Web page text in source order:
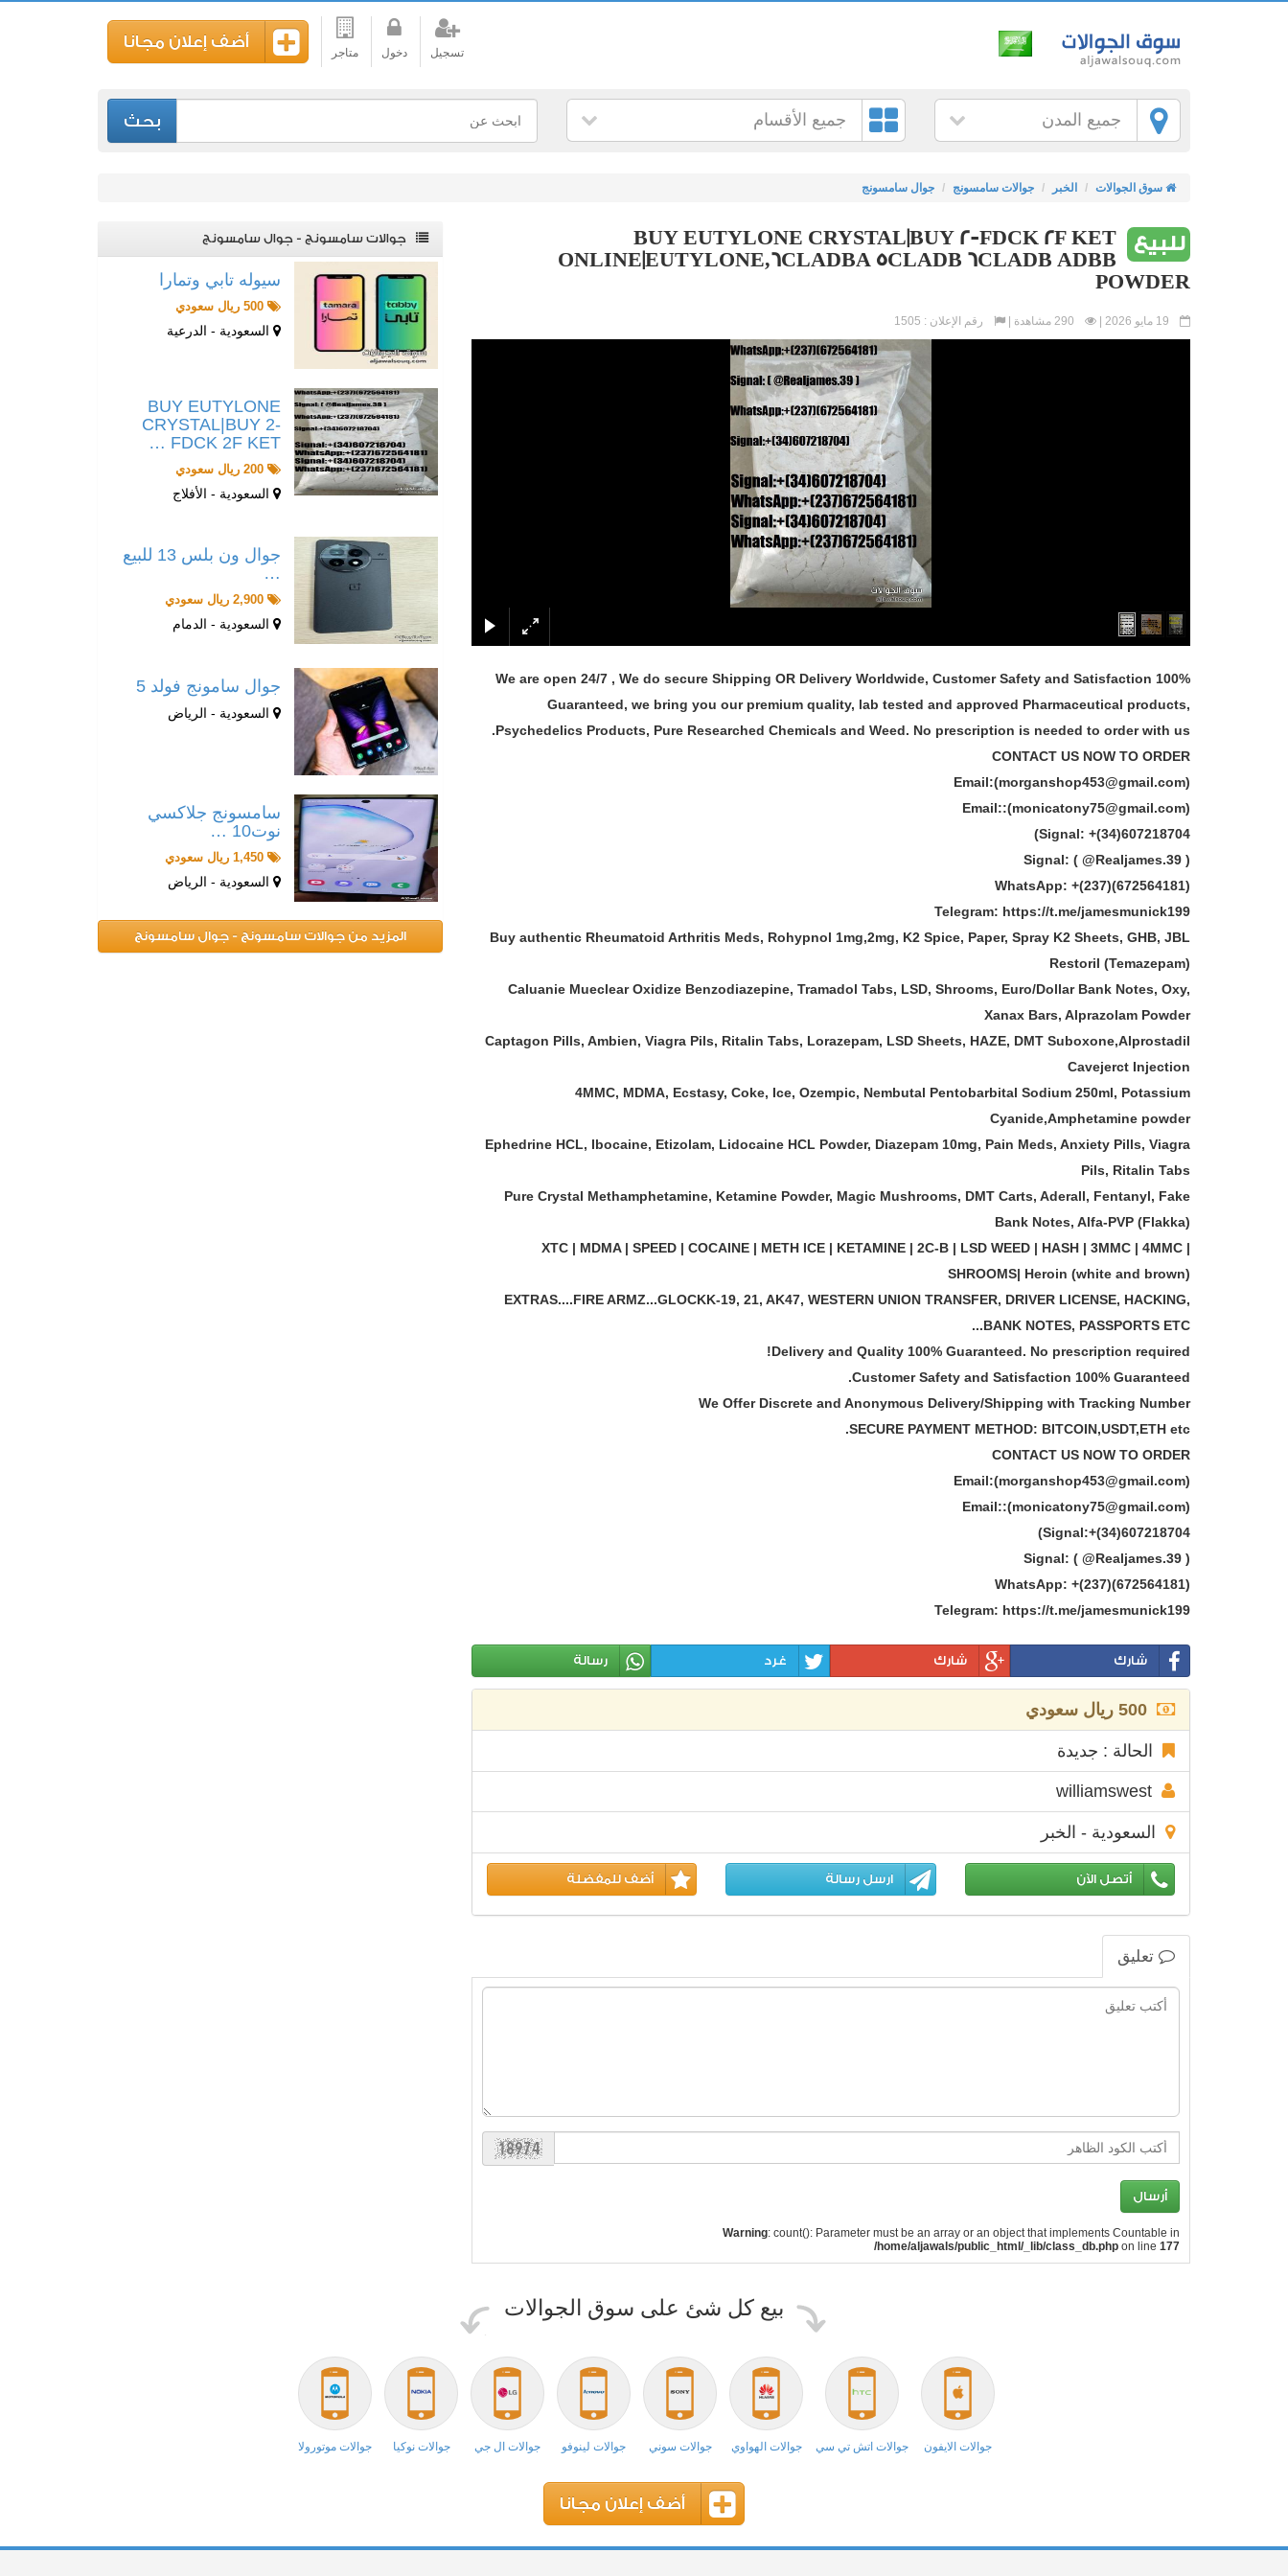
تسجيل دخول متاجر
أضف إعلان مجانا
جميع المدن جميع الأقسام بحث
سوق الجوالات الخبر جوالات سامسونج جوال سامسونج
للبيع
BUY EUTYLONE CRYSTAL|BUY 2-FDCK 2F KET
ONLINE|EUTYLONE,6CLADBA 5CLADB 6CLADB ADBB
POWDER
رقم الإعلان : 1505
We are open 24/7 , We do secure Shipping OR Delivery Worldwide, Customer Safety and Satisfaction 100%
Guaranteed, we bring you our premium quality, lab tested and approved Pharmaceutical products,
Psychedelics Products, Pure Researched Chemicals and Weed. No prescription is needed to order with us.
CONTACT US NOW TO ORDER
Email:(morganshop453@gmail.com)
Email::(monicatony75@gmail.com)
Signal: +(34)607218704)
Signal: ( @Realjames.39 )
WhatsApp: +(237)(672564181)
Telegram: https://t.me/jamesmunick199
Buy authentic Rheumatoid Arthritis Meds, Rohypnol 1mg,2mg, K2 Spice, Paper, Spray K2 Sheets, GHB, JBL
Restoril (Temazepam)
Caluanie Mueclear Oxidize Benzodiazepine, Tramadol Tabs, LSD, Shrooms, Euro/Dollar Bank Notes, Oxy,
Xanax Bars, Alprazolam Powder
Captagon Pills, Ambien, Viagra Pils, Ritalin Tabs, Lorazepam, LSD Sheets, HAZE, DMT Suboxone,Alprostadil
Cavejerct Injection
4MMC, MDMA, Ecstasy, Coke, Ice, Ozempic, Nembutal Pentobarbital Sodium 250ml, Potassium
Cyanide,Amphetamine powder
Ephedrine HCL, Ibocaine, Etizolam, Lidocaine HCL Powder, Diazepam 10mg, Pain Meds, Anxiety Pills, Viagra
Pils, Ritalin Tabs
Pure Crystal Methamphetamine, Ketamine Powder, Magic Mushrooms, DMT Carts, Aderall, Fentanyl, Fake
Bank Notes, Alfa-PVP (Flakka)
XTC | MDMA | SPEED | COCAINE | METH ICE | KETAMINE | 2C-B | LSD WEED | HASH | 3MMC | 4MMC |
SHROOMS| Heroin (white and brown)
EXTRAS....FIRE ARMZ...GLOCKK-19, 21, AK47, WESTERN UNION TRANSFER, DRIVER LICENSE, HACKING,
BANK NOTES, PASSPORTS ETC...
Delivery and Quality 100% Guaranteed. No prescription required!
Customer Safety and Satisfaction 100% Guaranteed.
We Offer Discrete and Anonymous Delivery/Shipping with Tracking Number
SECURE PAYMENT METHOD: BITCOIN,USDT,ETH etc.
CONTACT US NOW TO ORDER
Email:(morganshop453@gmail.com)
Email::(monicatony75@gmail.com)
Signal:+(34)607218704)
Signal: ( @Realjames.39 )
WhatsApp: +(237)(672564181)
Telegram: https://t.me/jamesmunick199
شارك شارك غرد رسالة
الحالة : جديدة
السعودية - الخبر
أتصل الآن ارسل رسالة أضف للمفضلة
تعليق
Warning: count(): Parameter must be an array or an object that implements Countable in
/home/aljawals/public_html/_lib/class_db.php on line177
جوالات سامسونج - جوال سامسونج
سيوله تابي وتمارا
500 ريال سعودي
السعودية - الدرعية
BUY EUTYLONE
CRYSTAL|BUY 2-
FDCK 2F KET …
200 ريال سعودي
السعودية - الأفلاج
جوال ون بلس 13 للبيع
…
2,900 ريال سعودي
السعودية - الدمام
جوال سامونج فولد 5
السعودية - الرياض
سامسونج جلاكسي
نوت10 …
1,450 ريال سعودي
السعودية - الرياض
المزيد من جوالات سامسونج - جوال سامسونج
بيع كل شئ على سوق الجوالات
جوالات الايفون جوالات اتش تي سي جوالات الهواوي جوالات سوني جوالات لينوفو جوالات ال جي جوالات نوكيا جوالات موتورولا
أضف إعلان مجانا